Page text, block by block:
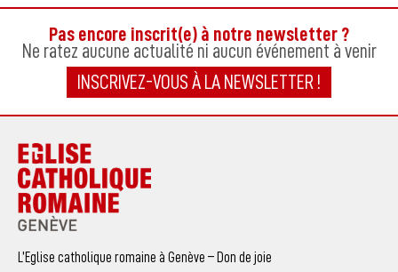
Pas encore inscrit(e) à notre newsletter ?
Ne ratez aucune actualité ni aucun événement à venir
INSCRIVEZ-VOUS À LA NEWSLETTER !
L’Eglise catholique romaine à Genève – Don de joie